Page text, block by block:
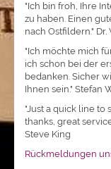
"Ich bin froh, Ihre
zu haben. Einen
nach Ostfildern."
"Ich möchte mich
ich schon bei der
bedanken. Sicher
Ihnen sein." Stefan
"Just a quick line to
thanks, great
Steve King
Rückmeldungen